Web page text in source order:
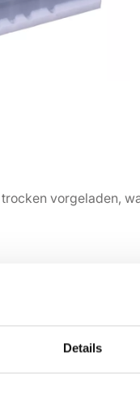
Details
vorgeladen,